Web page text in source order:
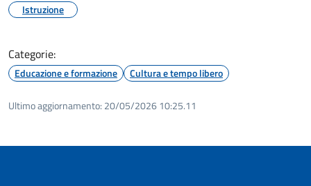
Istruzione
Categorie:
Educazione e formazione Cultura e tempo libero
Ultimo aggiornamento: 20/05/2026 10:25.11